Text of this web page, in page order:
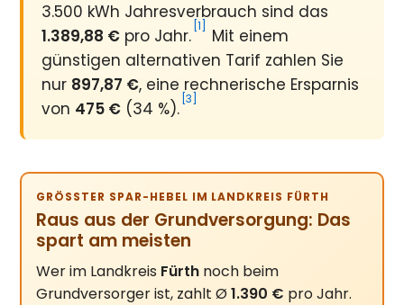
3.500 kWh Jahresverbrauch sind das
1.389,88 € pro Jahr. [1]
Mit einem
günstigen alternativen Tarif zahlen Sie
nur 897,87 €, eine rechnerische Ersparnis
von 475 € (34 %). [3]
GRÖSSTER SPAR-HEBEL IM LANDKREIS FÜRTH
Raus aus der Grundversorgung: Das
spart am meisten
Wer im Landkreis Fürth noch beim
Grundversorger ist, zahlt Ø1.390 € pro Jahr.